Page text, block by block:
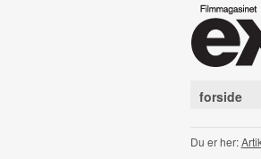
forside
Du er her: